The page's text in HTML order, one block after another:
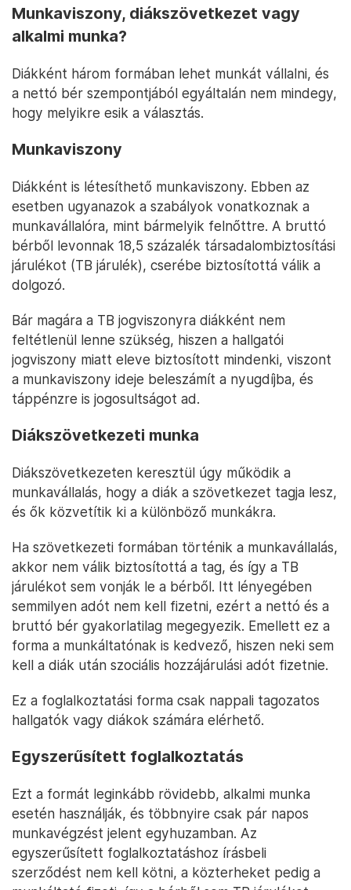
Munkaviszony, diákszövetkezet vagy
alkalmi munka?
Diákként három formában lehet munkát vállalni, és
a nettó bér szempontjából egyáltalán nem mindegy,
hogy melyikre esik a választás.
Munkaviszony
Diákként is létesíthető munkaviszony. Ebben az
esetben ugyanazok a szabályok vonatkoznak a
munkavállalóra, mint bármelyik felnőttre. A bruttó
bérből levonnak 18,5 százalék társadalombiztosítási
járulékot (TB járulék), cserébe biztosítottá válik a
dolgozó.
Bár magára a TB jogviszonyra diákként nem
feltétlenül lenne szükség, hiszen a hallgatói
jogviszony miatt eleve biztosított mindenki, viszont
a munkaviszony ideje beleszámít a nyugdíjba, és
táppénzre is jogosultságot ad.
Diákszövetkezeti munka
Diákszövetkezeten keresztül úgy működik a
munkavállalás, hogy a diák a szövetkezet tagja lesz,
és ők közvetítik ki a különböző munkákra.
Ha szövetkezeti formában történik a munkavállalás,
akkor nem válik biztosítottá a tag, és így a TB
járulékot sem vonják le a bérből. Itt lényegében
semmilyen adót nem kell fizetni, ezért a nettó és a
bruttó bér gyakorlatilag megegyezik. Emellett ez a
forma a munkáltatónak is kedvező, hiszen neki sem
kell a diák után szociális hozzájárulási adót fizetnie.
Ez a foglalkoztatási forma csak nappali tagozatos
hallgatók vagy diákok számára elérhető.
Egyszerűsített foglalkoztatás
Ezt a formát leginkább rövidebb, alkalmi munka
esetén használják, és többnyire csak pár napos
munkavégzést jelent egyhuzamban. Az
egyszerűsített foglalkoztatáshoz írásbeli
szerződést nem kell kötni, a közterheket pedig a